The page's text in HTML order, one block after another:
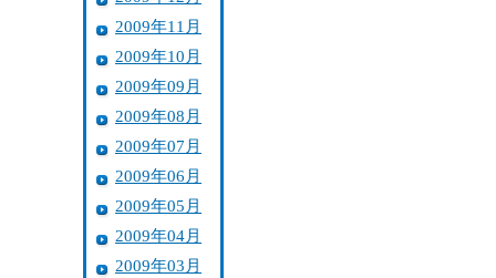
2009年11月
2009年10月
2009年09月
2009年08月
2009年07月
2009年06月
2009年05月
2009年04月
2009年03月